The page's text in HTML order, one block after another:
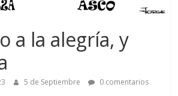
a la alegría, y
5 de Septiembre 0 comentarios